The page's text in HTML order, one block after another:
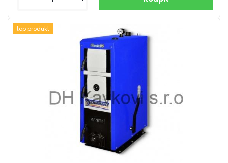
top produkt